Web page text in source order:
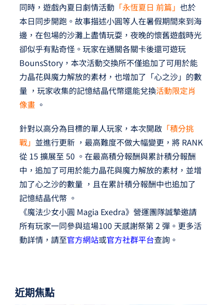
同時，遊戲內夏日劇情活動 「永恆夏日 前篇」 也於
本日同步開跑。故事描述小圓等人在暑假期間來到海
邊，在包場的沙灘上盡情玩耍，夜晚的懷舊遊戲時光
卻似乎有點奇怪。玩家在通關各關卡後還可遊玩
BounsStory，本次活動交換所不僅追加了可用於能
力晶花與魔力解放的素材，也增加了「心之沙」的數
量 ，玩家收集的記憶結晶代幣還能兌換活動限定肖
像畫。
針對以高分為目標的單人玩家，本次開啟「積分挑
戰」 並進行更新 ，最高難度不做大幅變更，將 RANK
從 15 擴展至 50 。在最高積分報酬與累計積分報酬
中，追加了可用於能力晶花與魔力解放的素材，並增
加了心之沙的數量 ，且在累計積分報酬中也追加了
記憶結晶代幣 。
《魔法少女小圓 Magia Exedra》營運團隊誠摯邀請
所有玩家一同參與這場100 天感謝祭第 2 彈。更多活
動詳情，請至官方網站或官方社群平台查詢。
近期焦點